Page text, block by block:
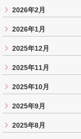
2026年2月
2026年1月
2025年12月
2025年11月
2025年10月
2025年9月
2025年8月